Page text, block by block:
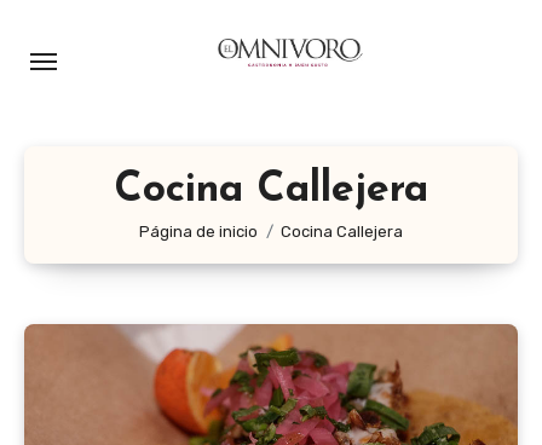
Cocina Callejera
Página de inicio Cocina Callejera